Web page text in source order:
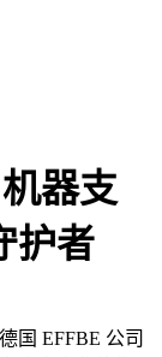
器支
护者
国 EFFBE 公司